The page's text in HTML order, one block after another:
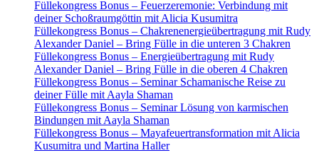
Füllekongress Bonus – Feuerzeremonie: Verbindung mit
deiner Schoßraumgöttin mit Alicia Kusumitra
Füllekongress Bonus – Chakrenenergieübertragung mit Rudy
Alexander Daniel – Bring Fülle in die unteren 3 Chakren
Füllekongress Bonus – Energieübertragung mit Rudy
Alexander Daniel – Bring Fülle in die oberen 4 Chakren
Füllekongress Bonus – Seminar Schamanische Reise zu
deiner Fülle mit Aayla Shaman
Füllekongress Bonus – Seminar Lösung von karmischen
Bindungen mit Aayla Shaman
Füllekongress Bonus – Mayafeuertransformation mit Alicia
Kusumitra und Martina Haller